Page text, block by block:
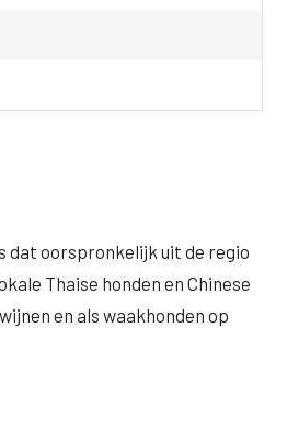
dat oorspronkelijk uit de regio
Thaise honden en Chinese
en als waakhonden op